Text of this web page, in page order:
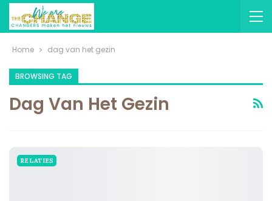
Home dag van het gezin
BROWSING TAG
Dag Van Het Gezin
RELATIES